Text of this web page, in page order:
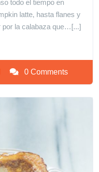
todo el tiempo en
latte, hasta flanes y
por la calabaza que…[...]
0 Comments